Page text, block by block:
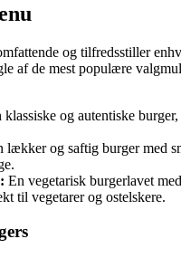
og tilfredsstiller
af de mest populære
klassiske og autentiske
lækker og saftig burger med
En vegetarisk burgerlavet
til vegetarer og ostelskere.